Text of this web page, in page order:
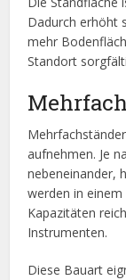
Dadurch erhöht
mehr
Standort
aufnehmen. Je
nebeneinander,
werden in
Kapazitäten
Instrumenten.
Diese Bauart